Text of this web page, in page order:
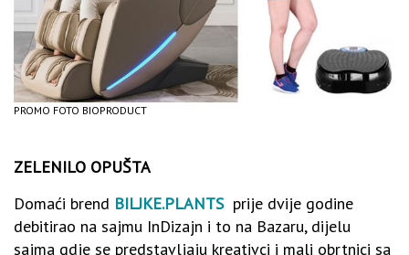
PROMO FOTO BIOPRODUCT
ZELENILO OPUŠTA
Domaći brend BILJKE.PLANTSprije dvije godine
debitirao na sajmu InDizajn i to na Bazaru, dijelu
sajma gdje se predstavljaju kreativci i mali obrtnici sa